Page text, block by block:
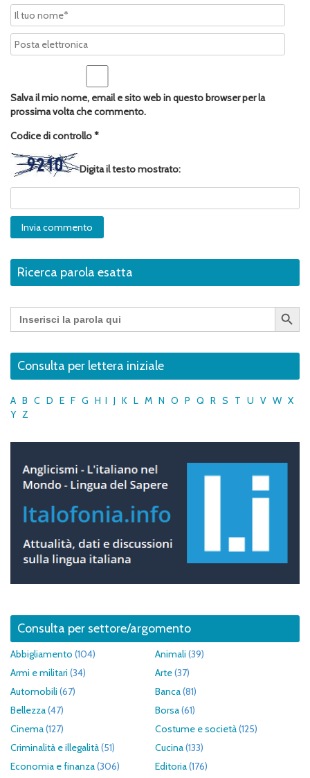
Salva il mio nome, email e sito web in questo browser per la
prossima volta che commento.
Codice di controllo*
Digita il testo mostrato:
Ricerca parola esatta
Search
for:
Search Button
Consulta per lettera iniziale
A B C D E F G H I J K L M N O P Q R S T U V W X
Y Z
Consulta per settore/argomento
Abbigliamento (104) Animali (39)
Armi e militari (34) Arte(37)
Automobili (67) Banca(81)
Bellezza(47) Borsa(61)
Cinema(127) Costume e società(125)
Criminalità e illegalità(51) Cucina(133)
Economia e finanza(306) Editoria(176)